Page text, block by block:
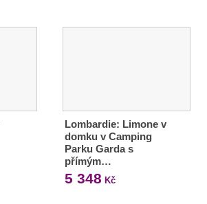
Lombardie: Limone v
domku v Camping
Parku Garda s
přímým…
5 348 Kč